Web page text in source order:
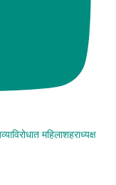
महिलाशहराध्यक्ष